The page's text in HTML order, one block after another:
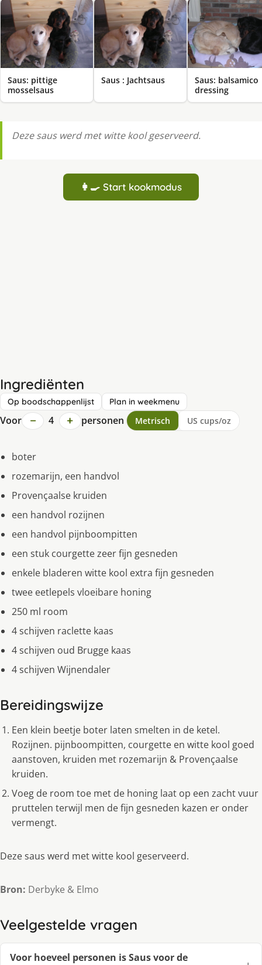
Saus: pittige
mosselsaus
Saus : Jachtsaus
Saus: balsamico
dressing
Deze saus werd met witte kool geserveerd.
👩‍🍳 Start kookmodus
Ingrediënten
Op boodschappenlijst Plan in weekmenu
Voor − 4 + personen Metrisch US cups/oz
boter
rozemarijn, een handvol
Provençaalse kruiden
een handvol rozijnen
een handvol pijnboompitten
een stuk courgette zeer fijn gesneden
enkele bladeren witte kool extra fijn gesneden
twee eetlepels vloeibare honing
250 ml room
4 schijven raclette kaas
4 schijven oud Brugge kaas
4 schijven Wijnendaler
Bereidingswijze
Een klein beetje boter laten smelten in de ketel.
Rozijnen. pijnboompitten, courgette en witte kool goed
aanstoven, kruiden met rozemarijn & Provençaalse
kruiden.
Voeg de room toe met de honing laat op een zacht vuur
pruttelen terwijl men de fijn gesneden kazen er onder
vermengt.
Deze saus werd met witte kool geserveerd.
Bron: Derbyke & Elmo
Veelgestelde vragen
Voor hoeveel personen is Saus voor de